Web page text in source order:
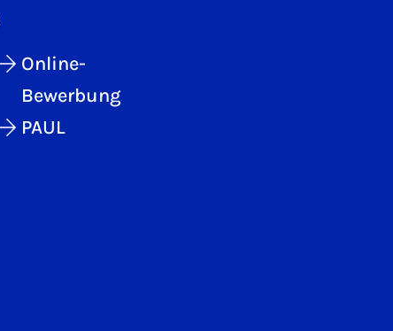
Online-
Bewerbung
PAUL